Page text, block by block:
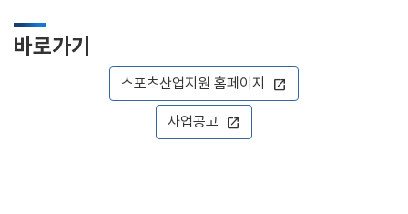
바로가기
스포츠산업지원 홈페이지 open_in_new
사업공고 open_in_new